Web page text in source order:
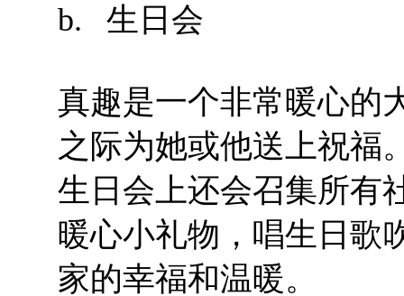
b. 生日会
真趣是一个非常暖心的
之际为她或他送上祝福
生日会上还会召集所有
暖心小礼物，唱生日歌
家的幸福和温暖。